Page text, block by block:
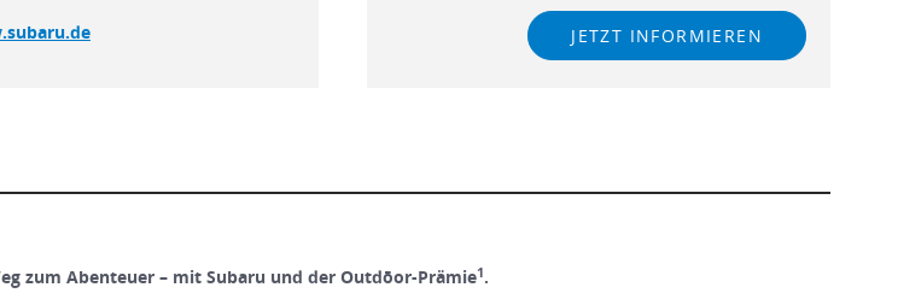
JETZT INFORMIEREN
zum Abenteuer – mit Subaru und der Outdōor-Prämie1.